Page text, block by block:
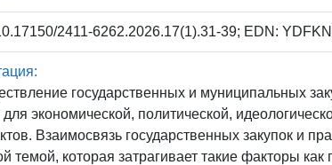
2411-6262.2026.17(1).31-39; EDN:
государственных и муниципальных
для экономической, политической,
Взаимосвязь государственных закупок и
темой, которая затрагивает такие факторы как